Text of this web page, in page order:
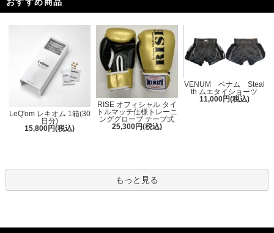
LeQ'om レキオム 1箱(30
日分)
15,800円(税込)
RISE オフィシャル タイ
トルマッチ仕様トレーニ
ンググローブ テープ式
25,300円(税込)
VENUM ベナム Steal
th ムエタイショーツ
11,000円(税込)
もっと見る